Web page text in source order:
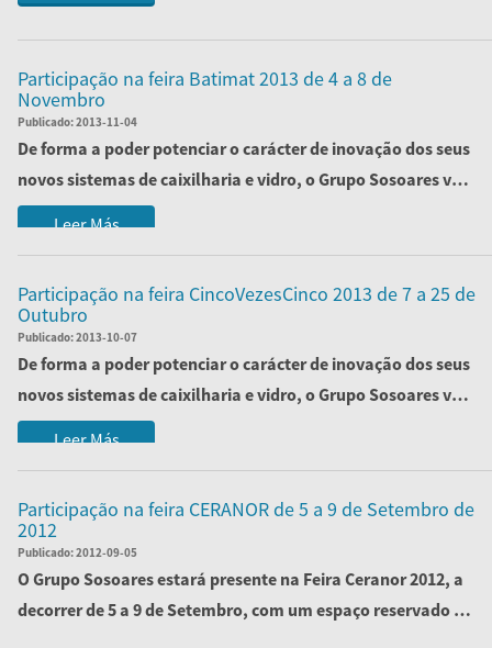
Participação na feira Batimat 2013 de 4 a 8 de
Novembro
Publicado:2013-11-04
De forma a poder potenciar o carácter de inovação dos seus
novos sistemas de caixilharia e vidro, o Grupo Sosoares vai
marcar presença na...
Leer Más
Participação na feira CincoVezesCinco 2013 de 7 a 25 de
Outubro
Publicado:2013-10-07
De forma a poder potenciar o carácter de inovação dos seus
novos sistemas de caixilharia e vidro, o Grupo Sosoares vai
marcar presença na...
Leer Más
Participação na feira CERANOR de 5 a 9 de Setembro de
2012
Publicado:2012-09-05
O Grupo Sosoares estará presente na Feira Ceranor 2012, a
decorrer de 5 a 9 de Setembro, com um espaço reservado no